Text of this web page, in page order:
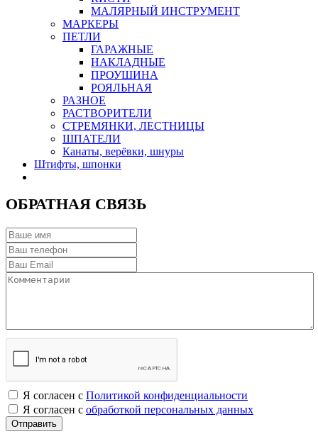
МАЛЯРНЫЙ ИНСТРУМЕНТ
МАРКЕРЫ
ПЕТЛИ
ГАРАЖНЫЕ
НАКЛАДНЫЕ
ПРОУШИНА
РОЯЛЬНАЯ
РАЗНОЕ
РАСТВОРИТЕЛИ
СТРЕМЯНКИ, ЛЕСТНИЦЫ
ШПАТЕЛИ
Канаты, верёвки, шнуры
Штифты, шпонки
ОБРАТНАЯ СВЯЗЬ
Я согласен с Политикой конфиденциальности
Я согласен с обработкой персональных данных